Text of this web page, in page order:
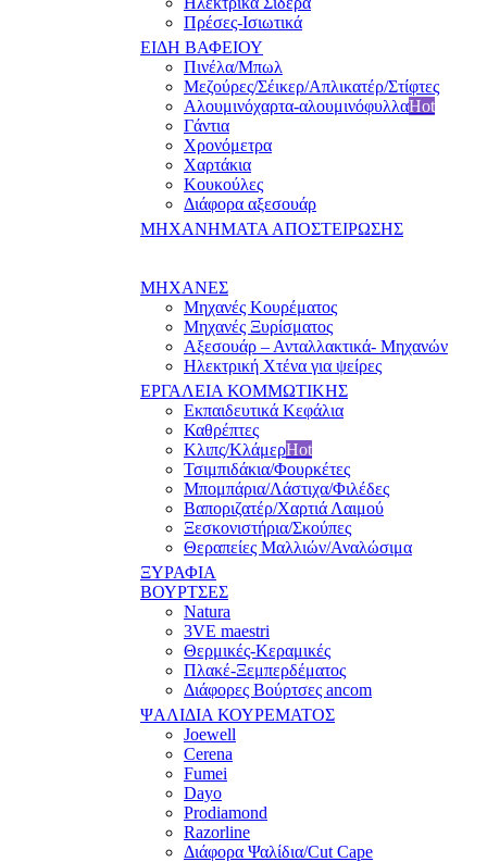
Πρέσες-Ισιωτικά
ΕΙΔΗ ΒΑΦΕΙΟΥ
Πινέλα/Μπωλ
Μεζούρες/Σέικερ/Απλικατέρ/Στίφτες
Αλουμινόχαρτα-αλουμινόφυλλαHot
Γάντια
Χρονόμετρα
Χαρτάκια
Κουκούλες
Διάφορα αξεσουάρ
ΜΗΧΑΝΗΜΑΤΑ ΑΠΟΣΤΕΙΡΩΣΗΣ
ΜΗΧΑΝΕΣ
Μηχανές Κουρέματος
Μηχανές Ξυρίσματος
Αξεσουάρ – Ανταλλακτικά- Μηχανών
Ηλεκτρική Χτένα για ψείρες
ΕΡΓΑΛΕΙΑ ΚΟΜΜΩΤΙΚΗΣ
Εκπαιδευτικά Κεφάλια
Καθρέπτες
Κλιπς/ΚλάμερHot
Τσιμπιδάκια/Φουρκέτες
Μπομπάρια/Λάστιχα/Φιλέδες
Βαποριζατέρ/Χαρτιά Λαιμού
Ξεσκονιστήρια/Σκούπες
Θεραπείες Μαλλιών/Αναλώσιμα
ΞΥΡΑΦΙΑ
ΒΟΥΡΤΣΕΣ
Natura
3VE maestri
Θερμικές-Κεραμικές
Πλακέ-Ξεμπερδέματος
Διάφορες Βούρτσες ancom
ΨΑΛΙΔΙΑ ΚΟΥΡΕΜΑΤΟΣ
Joewell
Cerena
Fumei
Dayo
Prodiamond
Razorline
Διάφορα Ψαλίδια/Cut Cape